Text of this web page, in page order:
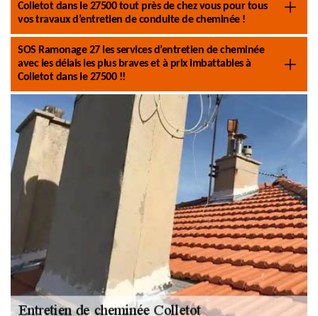
Colletot dans le 27500 tout près de chez vous pour tous
vos travaux d’entretien de conduite de cheminée !
SOS Ramonage 27 les services d’entretien de cheminée
avec les délais les plus braves et à prix imbattables à
Colletot dans le 27500 !!